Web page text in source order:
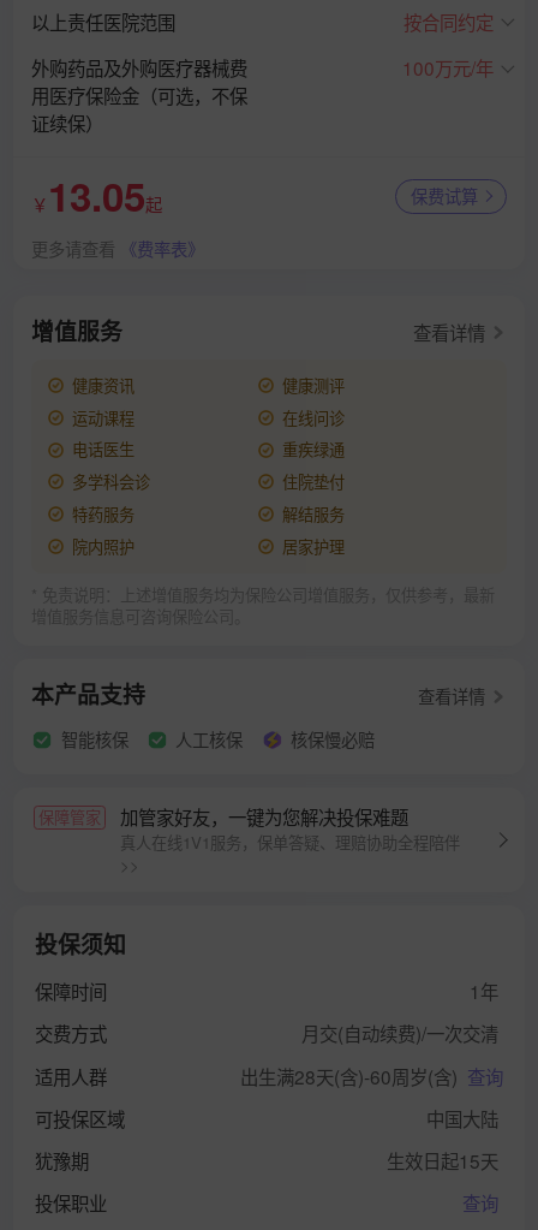
以上责任医院范围
按合同约定
外购药品及外购医疗器械费
用医疗保险金（可选，不保
证续保）
100万元/年
￥ 13.05起 保费试算
更多请查看 《费率表》
增值服务 查看详情
健康资讯
健康测评
运动课程
在线问诊
电话医生
重疾绿通
多学科会诊
住院垫付
特药服务
解结服务
院内照护
居家护理
本产品支持
查看详情
智能核保
人工核保 核保慢必赔
保障管家 加管家好友，一键为您解决投保难题
真人在线1V1服务，保单答疑、理赔协助全程陪伴
>>
投保须知
保障时间
1年
交费方式
月交(自动续费)/一次交清
适用人群
出生满28天(含)-60周岁(含) 查询
可投保区域
中国大陆
犹豫期
生效日起15天
投保职业
查询